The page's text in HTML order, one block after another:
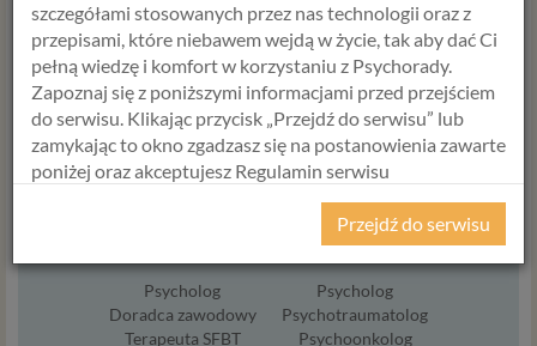
Umów termin Umów termin
Psycholog
Doradca zawodowy
Terapeuta SFBT
HANNA
Psycholog
Psychotraumatolog
Psychoonkolog
szczegółami stosowanych przez nas technologii oraz z
przepisami, które niebawem wejdą w życie, tak aby dać Ci
pełną wiedzę i komfort w korzystaniu z Psychorady.
Zapoznaj się z poniższymi informacjami przed przejściem
do serwisu. Klikając przycisk „Przejdź do serwisu” lub
zamykając to okno zgadzasz się na postanowienia zawarte
poniżej oraz akceptujesz Regulamin serwisu
Psychorada.pl i Politykę Prywatności.
Z dniem 25 maja 2018 r. rozpoczyna obowiązywanie
Rozporządzenie Parlamentu Europejskiego i Rady (UE)
Przejdź do serwisu